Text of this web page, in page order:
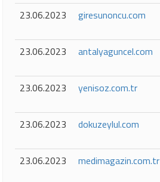
23.06.2023
giresunoncu.com
23.06.2023
antalyaguncel.com
23.06.2023
yenisoz.com.tr
23.06.2023
dokuzeylul.com
23.06.2023
medimagazin.com.tr